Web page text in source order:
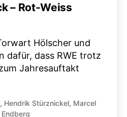
– Rot-Weiss
Hölscher und
dafür, dass RWE trotz
Jahresauftakt
, Hendrik Stürznickel, Marcel